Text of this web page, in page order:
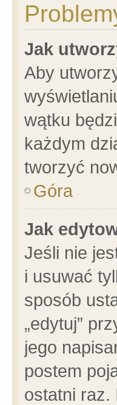
Jak
Aby
wątku
każdym
tworzyć
Góra
Jak
Jeśli nie
i usuwać
sposób
„edytuj”
jego
postem
ostatni raz.